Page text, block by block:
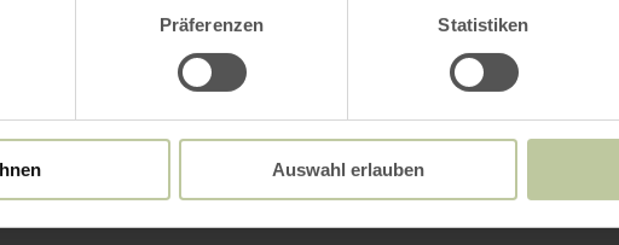
Präferenzen Statistiken
Auswahl erlauben
Impressies